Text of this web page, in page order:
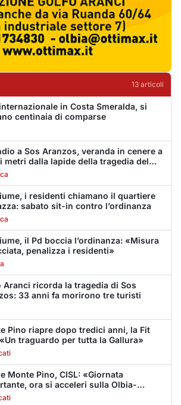
i residenti chiamano il quartiere
sabato sit-in contro l’ordinanza
penalizza i residenti»
Aranci ricorda la tragedia di Sos
33 anni fa morirono tre turisti
Pino riapre dopo tredici anni, la Fit
traguardo per tutta la Gallura»
Monte Pino, CISL: «Giornata
ora si acceleri sulla Olbia-
Palau»
di Monte Pino: la timeline degli
tra annunci, ditte fallite e i tanti
Pino riapre, ma non è una festa: «Qui
morte tre persone»
e oltre un chilo di caviale in valigia:
all’aeroporto di Olbia
via Fiume: "Il divieto di sosta non può
i controlli"